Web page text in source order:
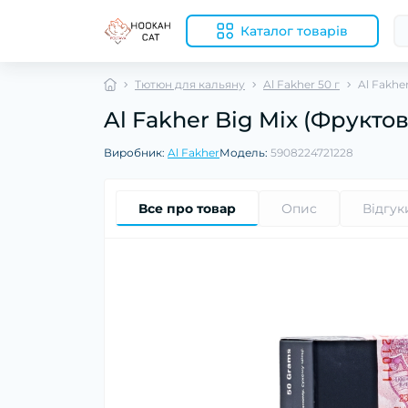
Каталог товарів
Тютюн для кальяну Al Fakher 50 г Al
Al Fakher Big Mix
Виробник: Al FakherМодель: 5908224721228
Все про товар Опис